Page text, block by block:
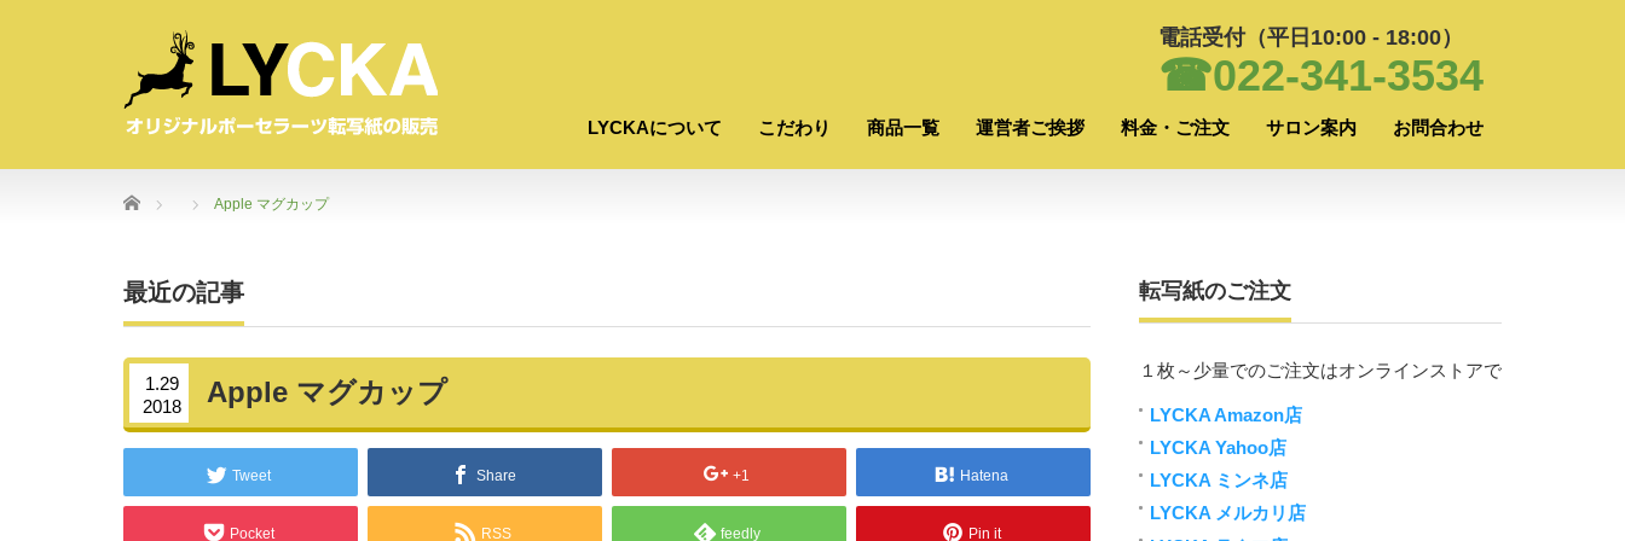
LYCKAについて こだわり 商品一覧 運営者ご挨拶 料金・ご注文 サロン案内 お問合わせ
電話受付（平日10:00 - 18:00）
☎022-341-3534
Home Apple マグカップ
最近の記事
1.29
2018
Apple マグカップ
Tweet Share +1 Hatena
Pocket RSS feedly Pin it
転写紙のご注文
１枚～少量でのご注文はオンラインストアで
LYCKA Amazon店
LYCKA Yahoo店
LYCKA ミンネ店
LYCKA メルカリ店